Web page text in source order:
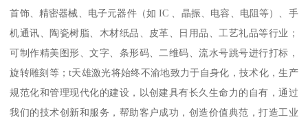
首饰、精密器械、电子元器件（如 IC 、晶振、电容、电阻等）、手
机通讯、陶瓷树脂、木材纸品、皮革、日用品、工艺礼品等行业；
可制作精美图形、文字、条形码、二维码、流水号跳号进行打标，
旋转雕刻等；t天雄激光将始终不渝地致力于自身化，技术化，生产
规范化和管理现代化的建设，以创建具有长久生命力的自有，通过
我们的技术创新和服务，帮助客户成功，创造价值典范，打造工业